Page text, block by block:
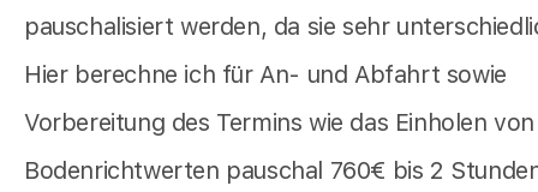
pauschalisiert werden, da sie sehr
Hier berechne ich für An- und Abfahrt sowie
Vorbereitung des Termins wie das Einholen von
Bodenrichtwerten pauschal 760€ bis 2